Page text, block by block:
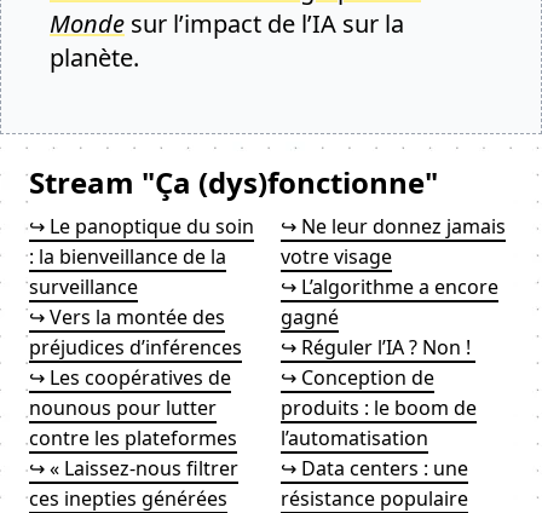
Monde sur l’impact de l’IA sur la
planète.
Stream "Ça (dys)fonctionne"
↪ Le panoptique du soin
: la bienveillance de la
surveillance
↪ Vers la montée des
préjudices d’inférences
↪ Les coopératives de
nounous pour lutter
contre les plateformes
↪ « Laissez-nous filtrer
ces inepties générées
↪ Ne leur donnez jamais
votre visage
↪ L’algorithme a encore
gagné
↪ Réguler l’IA ? Non !
↪ Conception de
produits : le boom de
l’automatisation
↪ Data centers : une
résistance populaire